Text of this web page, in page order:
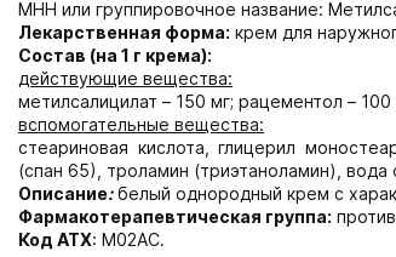
МНН или группировочное название:
Лекарственная форма: крем для
Состав (на 1 г крема):
действующие вещества:
метилсалицилат – 150 мг; рацементол – 100
вспомогательные вещества:
cтеариновая кислота, глицерил
(спан 65), троламин (триэтаноламин), вода
Описание:белый однородный крем с
Фармакотерапевтическая группа:
Код АТХ: М02АС.